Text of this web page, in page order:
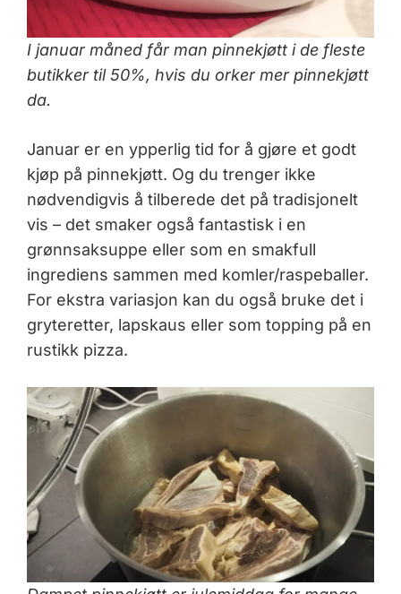
I januar måned får man pinnekjøtt i de fleste
butikker til 50%, hvis du orker mer pinnekjøtt
da.
Januar er en ypperlig tid for å gjøre et godt
kjøp på pinnekjøtt. Og du trenger ikke
nødvendigvis å tilberede det på tradisjonelt
vis – det smaker også fantastisk i en
grønnsaksuppe eller som en smakfull
ingrediens sammen med komler/raspeballer.
For ekstra variasjon kan du også bruke det i
gryteretter, lapskaus eller som topping på en
rustikk pizza.